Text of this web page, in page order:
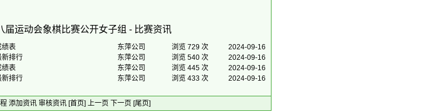
届运动会象棋比赛公开女子组 - 比赛资讯
绩表 东萍公司 浏览 729 次
2024-09-16
新排行 东萍公司 浏览 540 次
2024-09-16
绩表 东萍公司 浏览 445 次
2024-09-16
新排行 东萍公司 浏览 433 次 2024-09-16
添加资讯 审核资讯 [首页] 上一页 下一页 [尾页]